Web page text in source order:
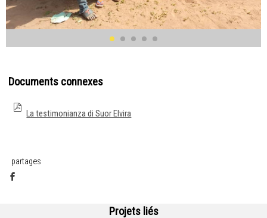
Documents connexes
La testimonianza di Suor Elvira
partages
Projets liés